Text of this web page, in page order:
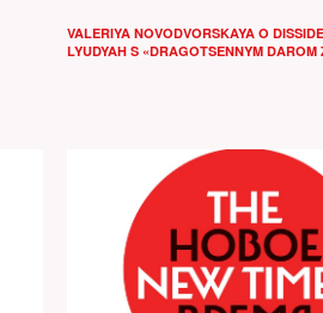
VALERIYA NOVODVORSKAYA O
LYUDYAH S «DRAGOTSENNYM DAROM